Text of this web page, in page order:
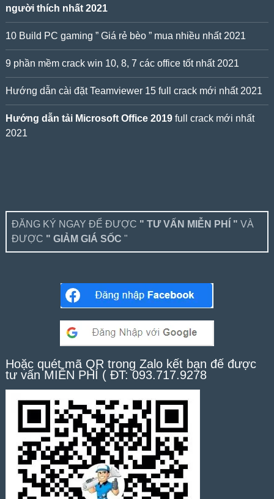
người thích nhất 2021
10 Build PC gaming ” Giá rẻ bèo ” mua nhiều nhất 2021
9 phần mềm crack win 10, 8, 7 các office tốt nhất 2021
Hướng dẫn cài đặt Teamviewer 15 full crack mới nhất 2021
Hướng dẫn tải Microsoft Office 2019full crack mới nhất
2021
ĐĂNG KÝ NGAY ĐỂ ĐƯỢC " TƯ VẤN MIỄN PHÍ " VÀ
ĐƯỢC " GIẢM GIÁ SỐC "
Hoặc quét mã QR trong Zalo kết bạn để được
tư vấn MIỄN PHÍ ( ĐT: 093.717.9278